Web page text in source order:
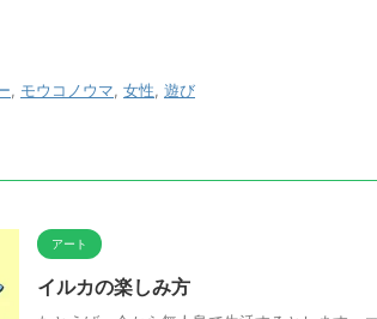
モウコノウマ 女性 遊び
アート
イルカの楽しみ方